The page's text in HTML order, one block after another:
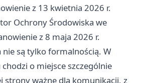
z 13 kwietnia 2026 r.
Ochrony Środowiska we
z 8 maja 2026 r.
nie są tylko formalnością. W
o miejsce szczególnie
strony ważne dla komunikacji, z